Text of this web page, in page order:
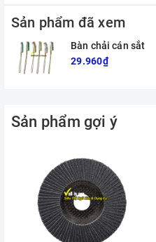
Sản phẩm đã xem
Bàn chải cán sắt
29.960₫
Sản phẩm gợi ý